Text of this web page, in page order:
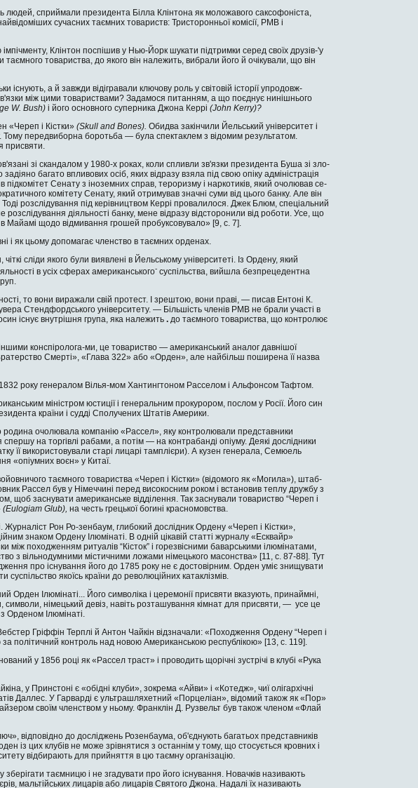
людей, сприймали прези­дента Білла Клінтона як моложавого саксофоніста,
сучасних таємних товариств: Тристоронньої комісії, РМВ і
Клінтон поспішив у Нью-Йорк шукати підтримки серед своїх друзів-'у
товариства, до якого він належить, вибрали його й очікували, що він
існують, а й завжди відігравали ключову роль у світовій історії упродовж-
зв'язки між цими товариства­ми? Задамося питанням, а що поєднує нинішнього
W. Bush) і його основного суперника Джона Керрі (John Kerry)?
«Череп і Кістки» (Skull and Bones). Обидва закінчили Йельський університет і
Тому передвиборна боротьба — бу­ла спектаклем з відомим результатом.
присвяти.
зі скандалом у 1980-х роках, коли спливли зв'язки президента Буша зі зло­
багато впливових осіб, яких відразу взяла під свою опіку адміністрація
Сенату з іноземних справ, тероризму і наркотиків, який очолював се­
комітету Сенату, який отримував значні суми від цього банку. Але він
розслідування під керівництвом Керрі провалилося. Джек Блюм, спеціальний
діяльності банку, мене відразу відсторонили від робо­ти. Усе, що
Майамі щодо відмивання грошей пробуксовувало» [9, c. 7].
і як цьому допомагає членст­во в таємних орденах.
сліди якого були ви­явлені в Йельському університеті. Із Ордену, який
в усіх сферах аме­риканського- суспільства, вийшла безпрецедентна
то вони виражали свій протест. І зрештою, вони праві, — писав Ентоні К.
Стендфордського університе­ту. — Більшість членів РМВ не брали участі в
існує внутрішня група, яка належить . до таємного товариства, що контролює
конспіролога-ми, це товариство — американський аналог давнішої
Смерті», «Глава 322» або «Орден», але найбільш поширена її назва
року генералом Вілья-мом Хантингтоном Расселом і Альфонсом Тафтом.
міністром юс­тиції і генеральним прокурором, послом у Росії. Його син
країни і судді Сполучених Штатів Америки.
очолювала ком­панію «Рассел», яку контролювали представники
на торгівлі рабами, а потім — на контрабанді опіуму. Деякі дослідники
її використовували старі лицарі тамплієри). А кузен генерала, Семюель
«опіумних воєн» у Китаї.
таємного товари­ства «Череп і Кістки» (відомого як «Могила»), штаб-
Рассел був у Німеччині перед високосним роком і встановив теплу дружбу з
щоб заснувати американське відділення. Так заснували товариство “Череп і
(Eulogiam Glub), на честь грецької богині красномовства.
Рон Ро-зенбаум, глибокий дослідник Ордену «Череп і Кістки»,
знаком Ордену Ілюмінаті. В одній цікавій статті журналу «Есквайр»
між походженням ритуалів “Кісток” і горезвісними баварськими ілюмінатами,
з вільнодумними містичними ложами німецького масонства» [11, c. 87-88]. Тут
про існування його до 1785 року не є достовірним. Орден уміє знищувати
якоїсь країни до революційних катаклізмів.
Ілюмінаті... Його символіка і церемонії присвяти вказують, при­наймні,
німецький девіз, навіть розташування кімнат для присвяти, — усе це
Орденом Ілюмінаті.
Гріффін Терплі й Ан­тон Чайкін відзначали: «Походження Ордену “Череп і
політичний контроль над но­вою Американською республікою» [13, c. 119].
у 1856 році як «Рассел траст» і проводить щорічні зустрічі в клубі «Рука
у Принстоні є «обідні клуби», зокрема «Айви» і «Котедж», чиї олігархічні
Даллес. У Гар­варді є ультрашляхетний «Порцеліан», відомий та­кож як «Пор»
своїм членством у ньому. Франклін Д. Рузвельт був також членом «Флай
відповідно до досліджень Розенбаума, об'єднують багатьох пред­ставників
із цих клубів не може зрівнятися з останнім у тому, що стосується кровних і
відбирають для прийняття в цю таємну організацію.
таємницю і не згадувати про його існування. Новачків називають
мальтійських лицарів або лицарів Святого Джона. Надалі їх називають